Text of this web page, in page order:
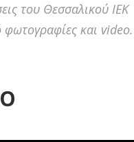
του Θεσσαλικού ΙΕΚ
φωτογραφίες και video.